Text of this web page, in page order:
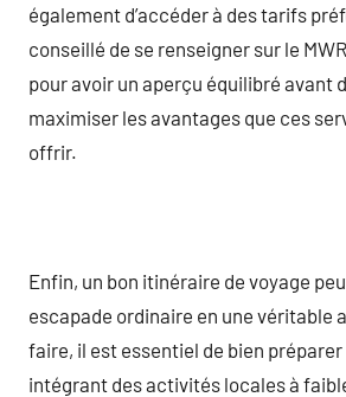
également d’accéder à des tarifs
conseillé de se renseigner sur le
pour avoir un aperçu équilibré avant
maximiser les avantages que ces
offrir.
Enfin, un bon itinéraire de voyage
escapade ordinaire en une véritable
faire, il est essentiel de bien préparer
intégrant des activités locales à